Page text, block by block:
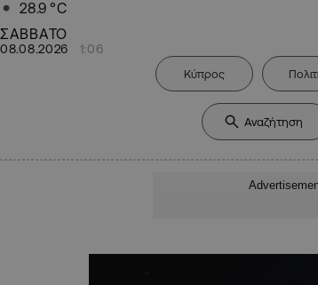
28.9 °C
ΣΑΒΒΑΤΟ
08.08.2026 1:06
Κύπρος